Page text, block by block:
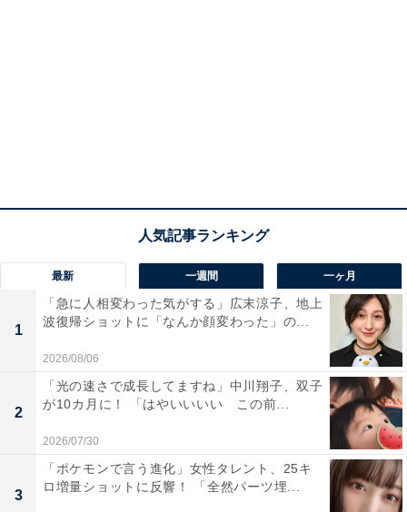
最新 一週間 一ヶ月
1
「急に人相変わった気がする」広末涼子、地上
波復帰ショットに「なんか顔変わった」の...
2026/08/06
2
「光の速さで成長してますね」中川翔子、双子
が10カ月に！ 「はやいいいい この前...
2026/07/30
3
「ポケモンで言う進化」女性タレント、25キ
ロ増量ショットに反響！ 「全然パーツ埋...